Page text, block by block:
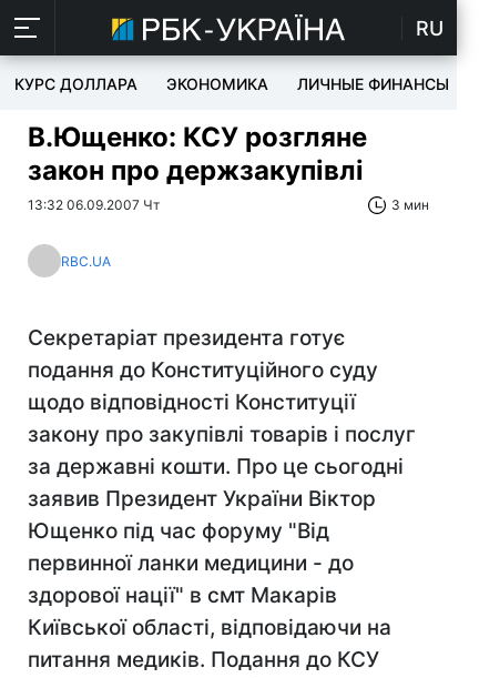
RU
КУРС ДОЛЛАРА ЭКОНОМИКА ЛИЧНЫЕ ФИНАНСЫ
В.Ющенко: КСУ розгляне
закон про держзакупівлі
13:32 06.09.2007 Чт 3 мин
RBC.UA
Секретаріат президента готує
подання до Конституційного суду
щодо відповідності Конституції
закону про закупівлі товарів і послуг
за державні кошти. Про це сьогодні
заявив Президент України Віктор
Ющенко під час форуму "Від
первинної ланки медицини - до
здорової нації" в смт Макарів
Київської області, відповідаючи на
питання медиків. Подання до КСУ